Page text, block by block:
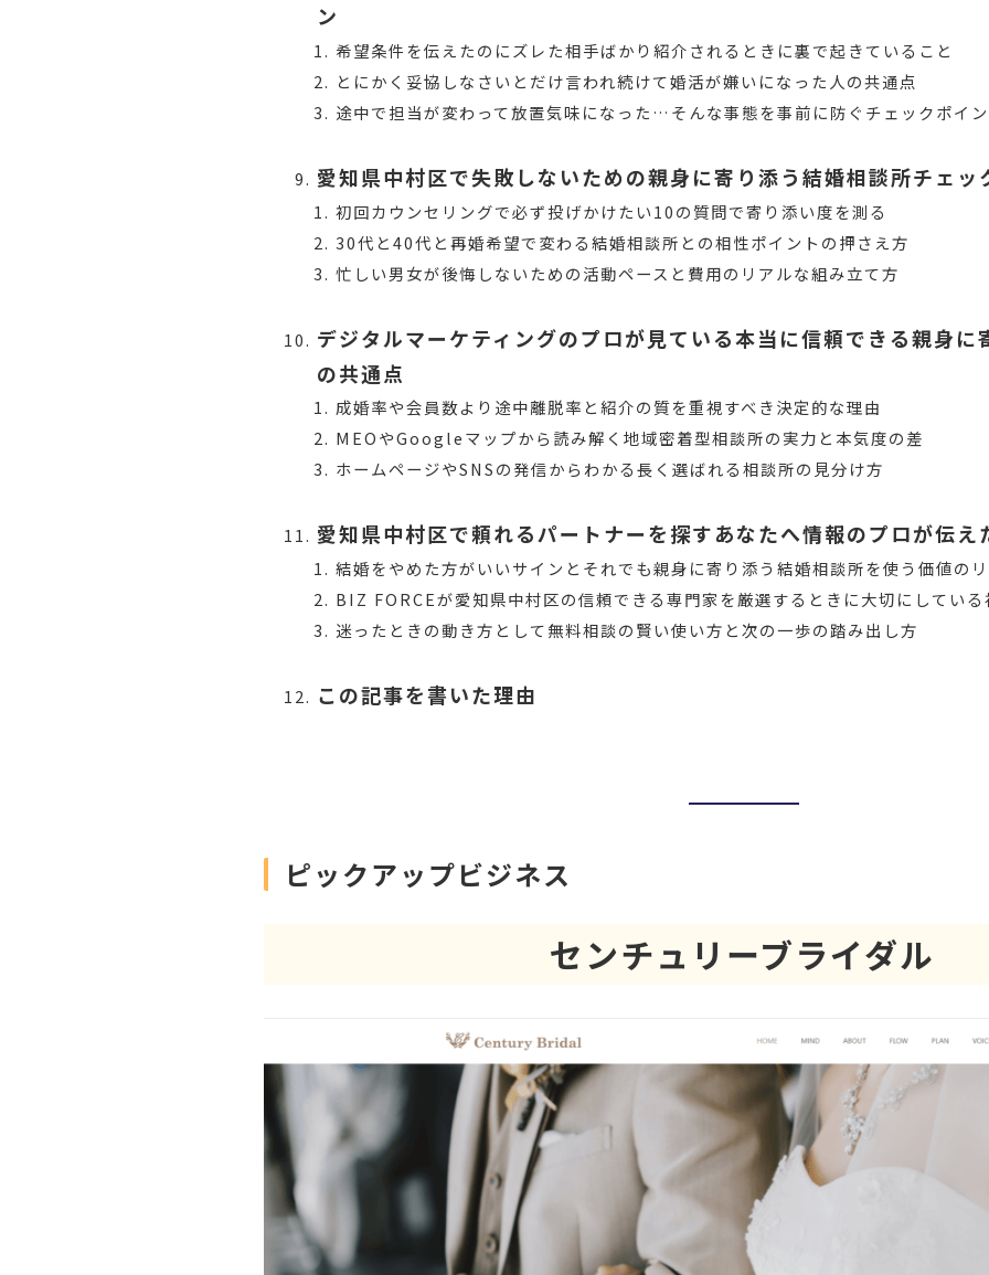
ン
希望条件を伝えたのにズレた相手ばかり紹介されるときに裏で起きていること
とにかく妥協しなさいとだけ言われ続けて婚活が嫌いになった人の共通点
途中で担当が変わって放置気味になった…そんな事態を事前に防ぐチェックポイン
愛知県中村区で失敗しないための親身に寄り添う結婚相談所チェッ
初回カウンセリングで必ず投げかけたい10の質問で寄り添い度を測る
30代と40代と再婚希望で変わる結婚相談所との相性ポイントの押さえ方
忙しい男女が後悔しないための活動ペースと費用のリアルな組み立て方
デジタルマーケティングのプロが見ている本当に信頼できる親身に
の共通点
成婚率や会員数より途中離脱率と紹介の質を重視すべき決定的な理由
MEOやGoogleマップから読み解く地域密着型相談所の実力と本気度の差
ホームページやSNSの発信からわかる長く選ばれる相談所の見分け方
愛知県中村区で頼れるパートナーを探すあなたへ情報のプロが伝え
結婚をやめた方がいいサインとそれでも親身に寄り添う結婚相談所を使う価値の
BIZ FORCEが愛知県中村区の信頼できる専門家を厳選するときに大切にしている
迷ったときの動き方として無料相談の賢い使い方と次の一歩の踏み出し方
この記事を書いた理由
ピックアップビジネス
センチュリーブライダル